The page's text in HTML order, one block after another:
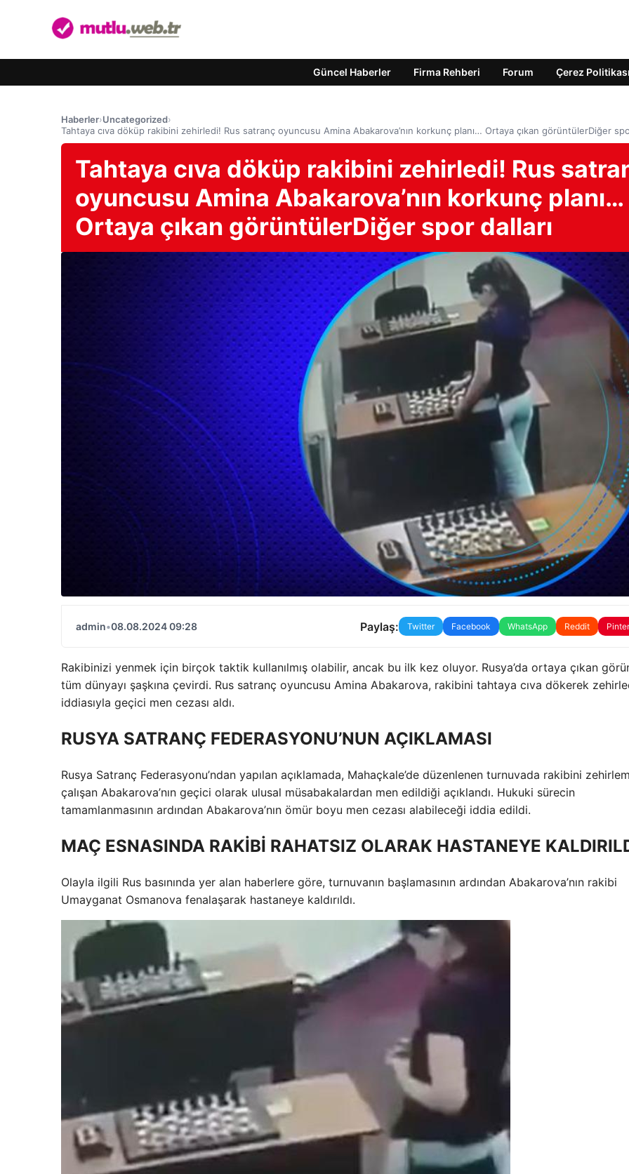
Güncel Haberler Firma Rehberi Forum Çerez
Haberler›Uncategorized›
Tahtaya cıva döküp rakibini zehirledi! Rus satranç oyuncusu Amina Abakarova’nın korkunç planı… Ortaya çıkan görüntülerDiğer
Tahtaya cıva döküp rakibini zehirledi! Rus
oyuncusu Amina Abakarova’nın korkunç planı…
Ortaya çıkan görüntülerDiğer spor dalları
admin•08.08.2024 09:28 Paylaş: Twitter Facebook WhatsApp Reddit
Rakibinizi yenmek için birçok taktik kullanılmış olabilir, ancak bu ilk kez oluyor. Rusya’da ortaya çıkan
tüm dünyayı şaşkına çevirdi. Rus satranç oyuncusu Amina Abakarova, rakibini tahtaya cıva dökerek
iddiasıyla geçici men cezası aldı.
RUSYA SATRANÇ FEDERASYONU’NUN AÇIKLAMASI
Rusya Satranç Federasyonu’ndan yapılan açıklamada, Mahaçkale’de düzenlenen turnuvada rakibini
çalışan Abakarova’nın geçici olarak ulusal müsabakalardan men edildiği açıklandı. Hukuki sürecin
tamamlanmasının ardından Abakarova’nın ömür boyu men cezası alabileceği iddia edildi.
MAÇ ESNASINDA RAKİBİ RAHATSIZ OLARAK HASTANEYE
Olayla ilgili Rus basınında yer alan haberlere göre, turnuvanın başlamasının ardından Abakarova’nın rakibi
Umayganat Osmanova fenalaşarak hastaneye kaldırıldı.